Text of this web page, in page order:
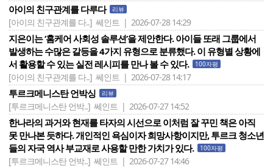
아이의 친구관계를 다루다 리뷰
[아이의 친구관계를 다..] 쎄인트 | 2026-07-28 14:29
지은이는 ‘홈케어 사회성 솔루션’을 제안한다. 아이들 또래 그룹에서
발생하는 수많은 갈등을 4가지 유형으로 분류했다. 이 유형별 상황에
서 활용할 수 있는 실전 레시피를 만나 볼 수 있다.
100자평
[아이의 친구관계를 다..] 쎄인트 | 2026-07-28 14:17
투르크메니스탄 언박싱 리뷰
[투르크메니스탄 언박..] 쎄인트 | 2026-07-27 14:52
한나라의 과거와 현재를 타자의 시선으로 이처럼 잘 꾸민 책은 아직
못 만나본 듯하다. 개인적인 욕심이자 희망사항이지만, 투르크 청소년
들의 자국 역사 부교재로 사용할 만한 가치가 있다.
100자평
[투르크메니스탄 언박..] 쎄인트 | 2026-07-27 14:46